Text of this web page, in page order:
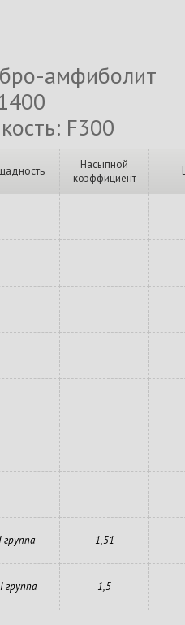
амфиболит
F300
Насыпной
коэффициент
группа 1,51
группа 1,5